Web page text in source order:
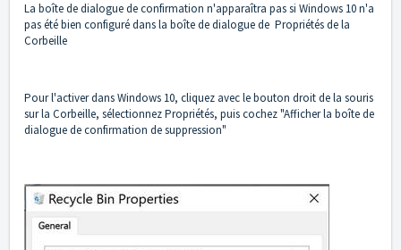
La boîte de dialogue de confirmation n'apparaîtra pas si Windows 10 n'a
pas été bien configuré dans la boîte de dialogue de Propriétés de la
Corbeille
Pour l'activer dans Windows 10, cliquez avec le bouton droit de la souris
sur la Corbeille, sélectionnez Propriétés, puis cochez "Afficher la boîte de
dialogue de confirmation de suppression"